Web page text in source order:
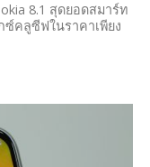
8.1 สุดยอดสมาร์ท
ซ์คลูซีฟในราคาเพียง